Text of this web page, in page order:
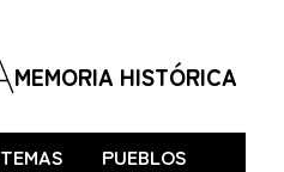
MEMORIA HISTÓRICA
TEMAS
PUEBLOS